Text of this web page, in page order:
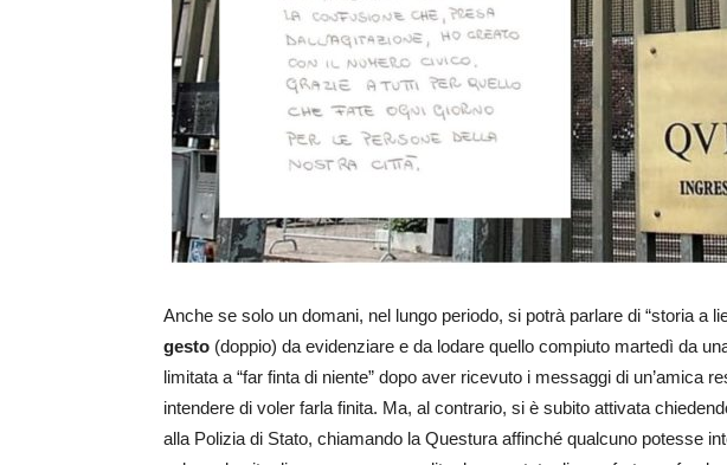
Anche se solo un domani, nel lungo periodo, si potrà parlare di “storia a
gesto (doppio) da evidenziare e da lodare quello compiuto martedì da
limitata a “far finta di niente” dopo aver ricevuto i messaggi di un’amica
intendere di voler farla finita. Ma, al contrario, si è subito attivata
alla Polizia di Stato, chiamando la Questura affinché qualcuno potesse